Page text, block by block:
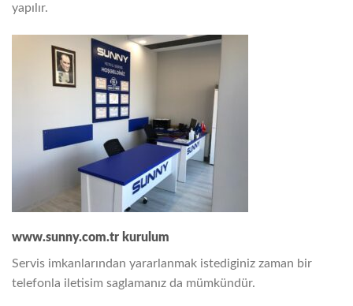
yapılır.
www.sunny.com.tr kurulum
Servis imkanlarından yararlanmak istediginiz zaman bir
telefonla iletisim saglamanız da mümkündür.